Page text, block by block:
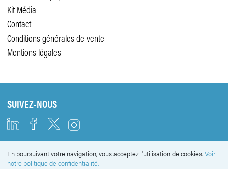
Kit Média
Contact
Conditions générales de vente
Mentions légales
SUIVEZ-NOUS
NEWSLETTER
En poursuivant votre navigation, vous acceptez l'utilisation de cookies.Voir
notre politique de confidentialité.